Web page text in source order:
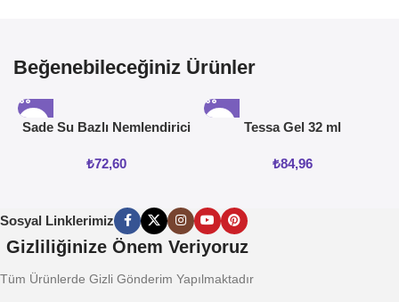
Beğenebileceğiniz Ürünler
Sade Su Bazlı Nemlendirici
₺72,60
Tessa Gel 32 ml
₺84,96
Sosyal Linklerimiz
Gizliliğinize Önem Veriyoruz
Tüm Ürünlerde Gizli Gönderim Yapılmaktadır